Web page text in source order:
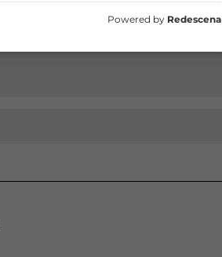
Powered by Redescena